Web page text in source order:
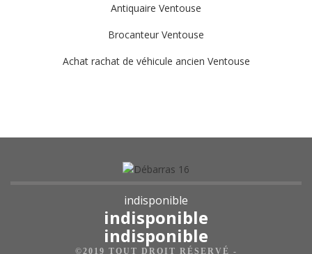
Antiquaire Ventouse
Brocanteur Ventouse
Achat rachat de véhicule ancien Ventouse
indisponible
indisponible
indisponible
©2019 TOUT DROIT RÉSERVÉ -